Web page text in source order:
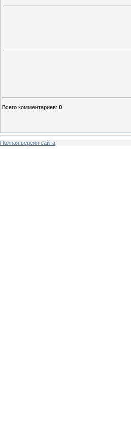
Всего комментариев: 0
Полная версия сайта